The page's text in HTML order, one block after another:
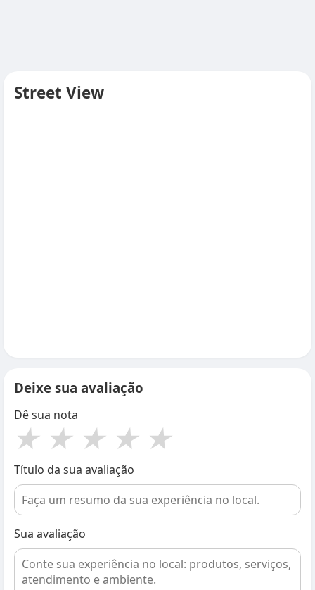
Street View
Deixe sua avaliação
Dê sua nota
★ ★ ★ ★ ★
Título da sua avaliação
Sua avaliação